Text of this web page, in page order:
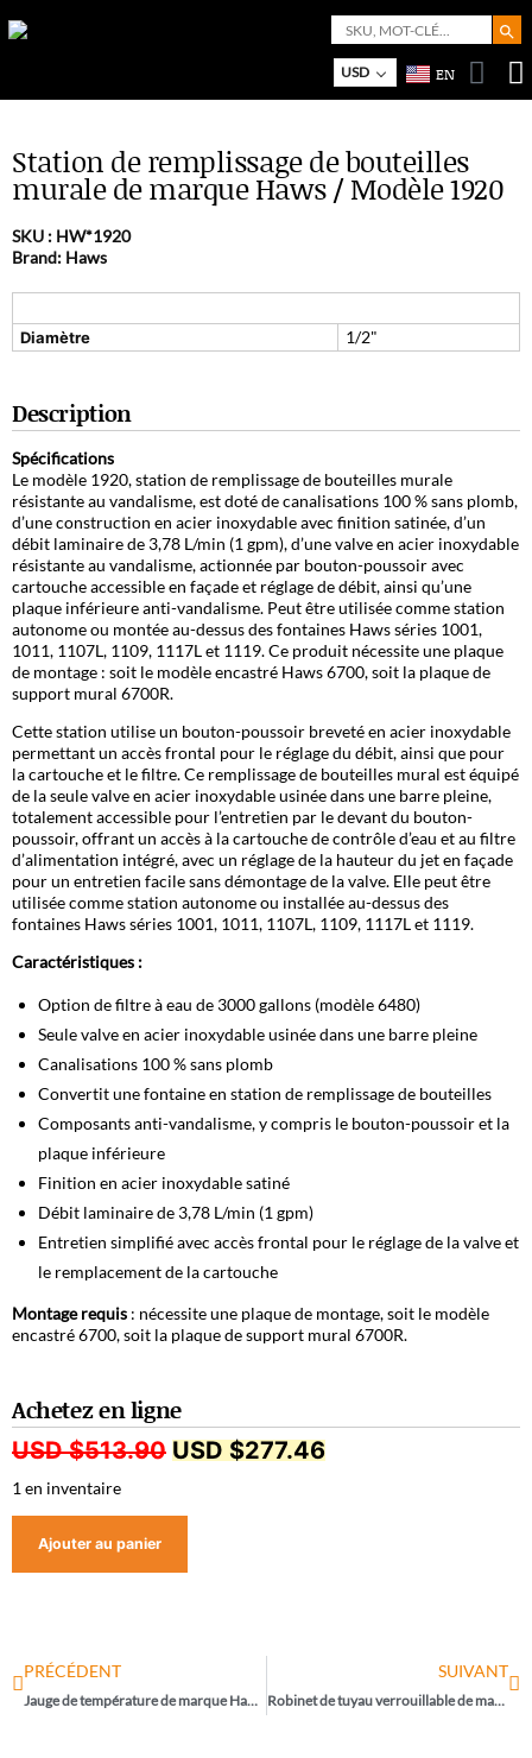
Search
for:
Search
USD EN
Station de remplissage de bouteilles
murale de marque Haws / Modèle 1920
SKU : HW*1920
Brand: Haws
Diamètre 1/2"
Description
Spécifications
Le modèle 1920, station de remplissage de bouteilles murale
résistante au vandalisme, est doté de canalisations 100 % sans plomb,
d’une construction en acier inoxydable avec finition satinée, d’un
débit laminaire de 3,78 L/min (1 gpm), d’une valve en acier inoxydable
résistante au vandalisme, actionnée par bouton-poussoir avec
cartouche accessible en façade et réglage de débit, ainsi qu’une
plaque inférieure anti-vandalisme. Peut être utilisée comme station
autonome ou montée au-dessus des fontaines Haws séries 1001,
1011, 1107L, 1109, 1117L et 1119. Ce produit nécessite une plaque
de montage : soit le modèle encastré Haws 6700, soit la plaque de
support mural 6700R.
Cette station utilise un bouton-poussoir breveté en acier inoxydable
permettant un accès frontal pour le réglage du débit, ainsi que pour
la cartouche et le filtre. Ce remplissage de bouteilles mural est équipé
de la seule valve en acier inoxydable usinée dans une barre pleine,
totalement accessible pour l’entretien par le devant du bouton-
poussoir, offrant un accès à la cartouche de contrôle d’eau et au filtre
d’alimentation intégré, avec un réglage de la hauteur du jet en façade
pour un entretien facile sans démontage de la valve. Elle peut être
utilisée comme station autonome ou installée au-dessus des
fontaines Haws séries 1001, 1011, 1107L, 1109, 1117L et 1119.
Caractéristiques :
Option de filtre à eau de 3000 gallons (modèle 6480)
Seule valve en acier inoxydable usinée dans une barre pleine
Canalisations 100 % sans plomb
Convertit une fontaine en station de remplissage de bouteilles
Composants anti-vandalisme, y compris le bouton-poussoir et la
plaque inférieure
Finition en acier inoxydable satiné
Débit laminaire de 3,78 L/min (1 gpm)
Entretien simplifié avec accès frontal pour le réglage de la valve et
le remplacement de la cartouche
Montage requis : nécessite une plaque de montage, soit le modèle
encastré 6700, soit la plaque de support mural 6700R.
Achetez en ligne
USD $513.90 USD $277.46
1 en inventaire
Ajouter au panier
PRÉCÉDENT
Jauge de température de marque Haws / HW*0002582321.9
SUIVANT
Robinet de tuyau verrouillable de marque Haws / Modèle 3660